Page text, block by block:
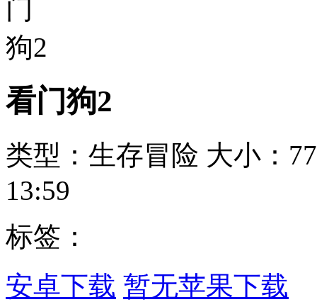
看门狗2
类型：生存冒险 大小：
13:59
标签：
安卓下载 暂无苹果下载